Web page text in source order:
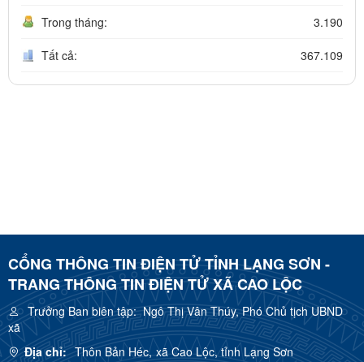
Trong tháng: 3.190
Tất cả: 367.109
CỔNG THÔNG TIN ĐIỆN TỬ TỈNH LẠNG SƠN -
TRANG THÔNG TIN ĐIỆN TỬ XÃ CAO LỘC
Trưởng Ban biên tập:Ngô Thị Vân Thúy, Phó Chủ tịch UBND
xã
Địa chỉ: Thôn Bản Héc, xã Cao Lộc, tỉnh Lạng Sơn